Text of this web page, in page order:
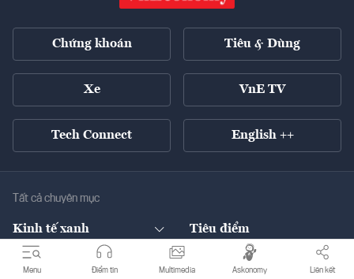
Menu Điểm tin Multimedia Askonomy Liên kết
Chứng khoán Tiêu & Dùng
Xe VnE TV
Tech Connect English ++
Tất cả chuyên mục
Kinh tế xanh
Chuyển động xanh
Tiêu điểm
Tài chính Chứng khoán